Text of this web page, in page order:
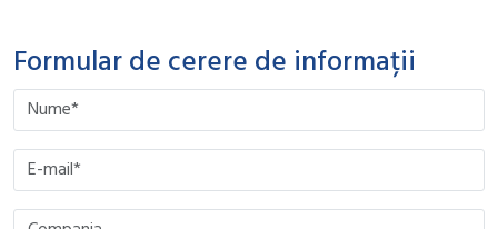
Formular de cerere de informații
Please leave this field empty.
Please leave this field empty.
Please leave this field empty.
Please leave this field empty.